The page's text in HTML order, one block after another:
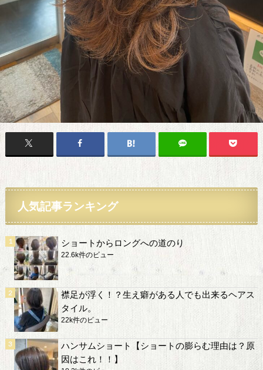
人気記事ランキング
ショートからロングへの道のり
22.6k件のビュー
襟足が浮く！？生え癖がある人でも出来るヘアス
タイル。
22k件のビュー
ハンサムショート【ショートの膨らむ理由は？原
因はこれ！！】